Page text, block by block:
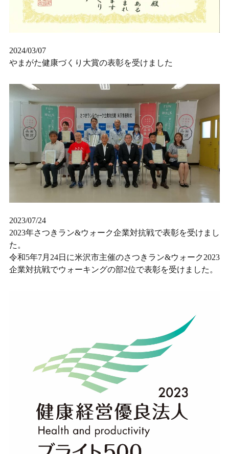
2024/03/07
やまがた健康づくり大賞の表彰を受けました
2023/07/24
2023年さつきラン&ウォーク企業対抗戦で表彰を受けまし
た。
令和5年7月24日に米沢市主催のさつきラン&ウォーク2023
企業対抗戦でウォーキングの部2位で表彰を受けました。